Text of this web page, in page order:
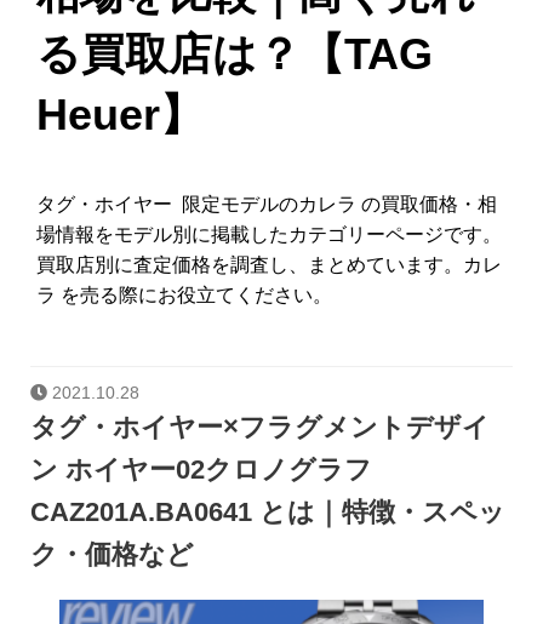
る買取店は？【TAG
Heuer】
タグ・ホイヤー 限定モデルのカレラ の買取価格・相
場情報をモデル別に掲載したカテゴリーページです。
買取店別に査定価格を調査し、まとめています。カレ
ラ を売る際にお役立てください。
2021.10.28
タグ・ホイヤー×フラグメントデザイ
ン ホイヤー02クロノグラフ
CAZ201A.BA0641 とは｜特徴・スペッ
ク・価格など